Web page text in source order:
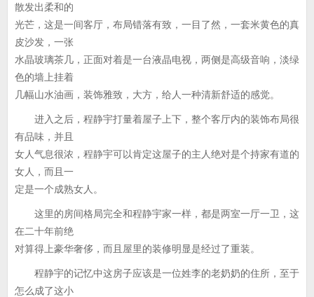
散发出柔和的
光芒，这是一间客厅，布局错落有致，一目了然，一套米黄色的真
皮沙发，一张
水晶玻璃茶几，正面对着是一台液晶电视，两侧是高级音响，淡绿
色的墙上挂着
几幅山水油画，装饰雅致，大方，给人一种清新舒适的感觉。
进入之后，程静宇打量着屋子上下，整个客厅内的装饰布局很
有品味，并且
女人气息很浓，程静宇可以肯定这屋子的主人绝对是个持家有道的
女人，而且一
定是一个成熟女人。
这里的房间格局完全和程静宇家一样，都是两室一厅一卫，这
在二十年前绝
对算得上豪华奢侈，而且屋里的装修明显是经过了重装。
程静宇的记忆中这房子应该是一位姓李的老奶奶的住所，至于
怎么成了这小